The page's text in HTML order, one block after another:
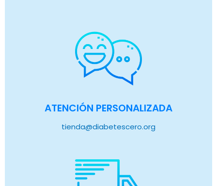
ATENCIÓN PERSONALIZADA
tienda@diabetescero.org